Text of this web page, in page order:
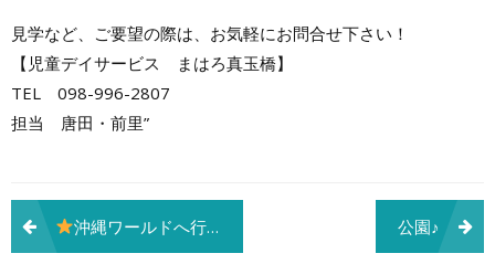
見学など、ご要望の際は、お気軽にお問合せ下さい！
【児童デイサービス まはろ真玉橋】
TEL 098-996-2807
担当 唐田・前里”
投
沖縄ワールドへ行こう 公園♪